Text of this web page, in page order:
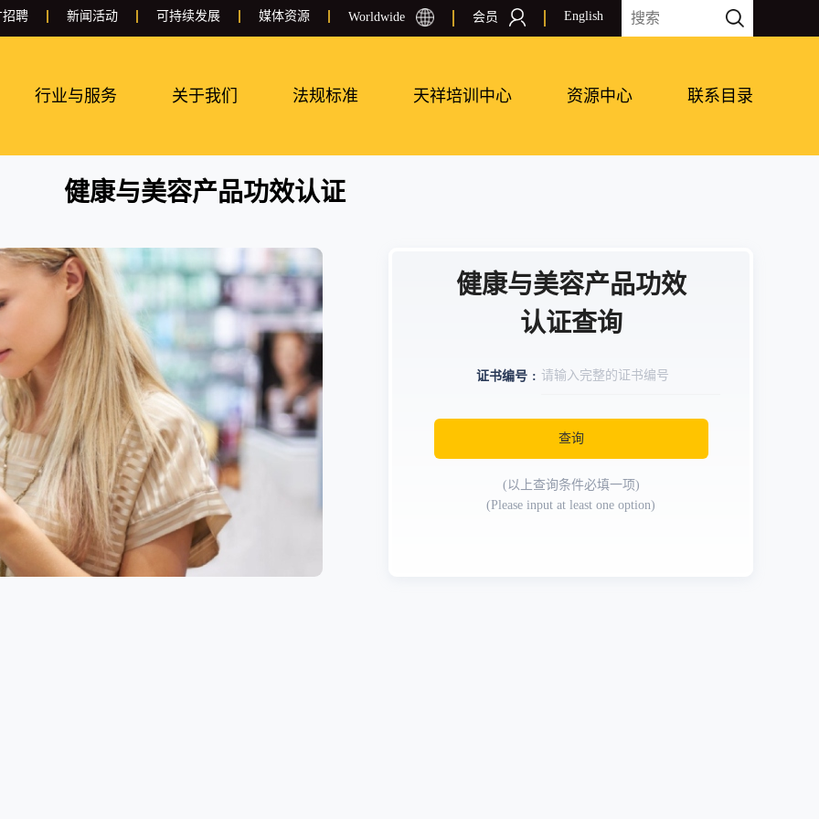
招聘 新闻活动 可持续发展 媒体资源 Worldwide 会员 English
行业与服务 关于我们 法规标准 天祥培训中心 资源中心 联系目录
健康与美容产品功效认证
健康与美容产品功效
认证查询
证书编号
查询
(以上查询条件必填一项)
(Please input at least one option)